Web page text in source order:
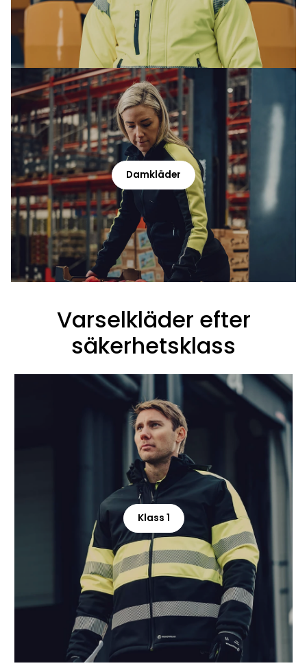
Damkläder
Varselkläder efter
säkerhetsklass
Klass 1